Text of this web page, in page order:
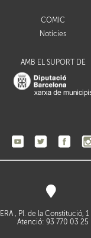
CÒMIC
Notícies
AMB EL SUPORT DE
, Pl. de la Constitució, 1
Atenció: 93 770 03 25